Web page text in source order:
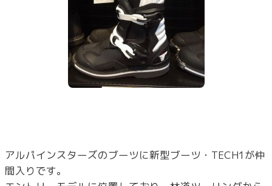
アルパインスターズのブーツに新型ブーツ・TECH1が仲
間入りです。